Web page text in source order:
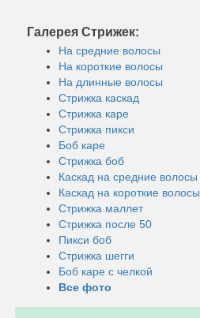
Галерея Стрижек:
На средние волосы
На короткие волосы
На длинные волосы
Стрижка каскад
Стрижка каре
Стрижка пикси
Боб каре
Стрижка боб
Каскад на средние волосы
Каскад на короткие волосы
Стрижка маллет
Стрижка после 50
Пикси боб
Стрижка шегги
Боб каре с челкой
Все фото